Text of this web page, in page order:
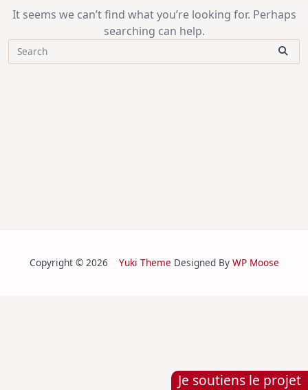
Je soutiens le projet
It seems we can’t find what you’re looking for. Perhaps
searching can help.
Search
Copyright © 2026 Yuki Theme Designed By WP Moose